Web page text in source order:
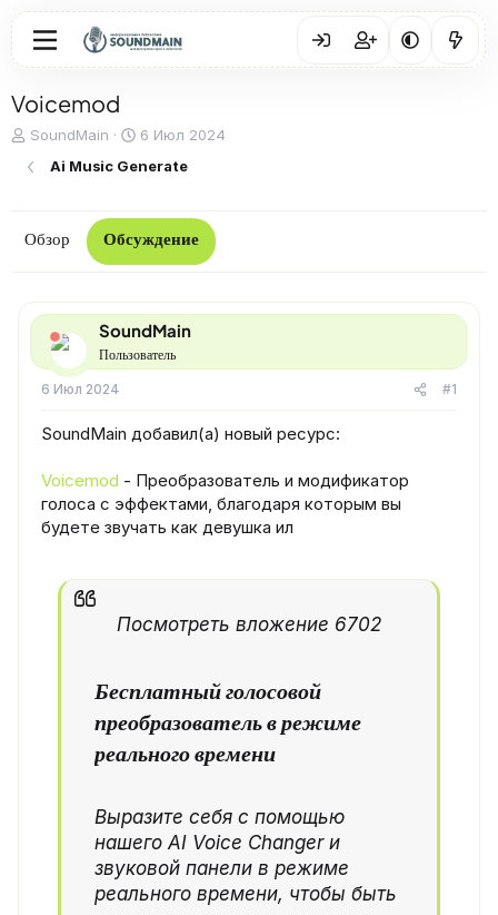
Voicemod
А
т
р
т
м
SoundMain
Д
т
н
а
а
а
6 Июл 2024
Ai Music Generate
Обзор Обсуждение
SoundMain
Пользователь
6 Июл 2024 #1
SoundMain добавил(а) новый ресурс:
Voicemod - Преобразователь и модификатор
голоса с эффектами, благодаря которым вы
будете звучать как девушка ил
Посмотреть вложение 6702
Бесплатный голосовой
преобразователь в режиме
реального времени​
Выразите себя с помощью
нашего AI Voice Changer и
звуковой панели в режиме
реального времени, чтобы быть